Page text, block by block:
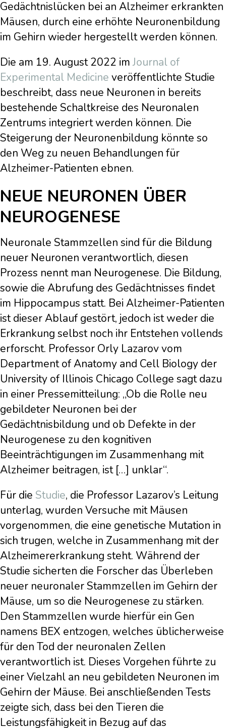
Gedächtnislücken bei an Alzheimer erkrankten
Mäusen, durch eine erhöhte Neuronenbildung
im Gehirn wieder hergestellt werden können.
Die am 19. August 2022 imJournal of
Experimental Medicine veröffentlichte Studie
beschreibt, dass neue Neuronen in bereits
bestehende Schaltkreise des Neuronalen
Zentrums integriert werden können. Die
Steigerung der Neuronenbildung könnte so
den Weg zu neuen Behandlungen für
Alzheimer-Patienten ebnen.
NEUE NEURONEN ÜBER
NEUROGENESE
Neuronale Stammzellen sind für die Bildung
neuer Neuronen verantwortlich, diesen
Prozess nennt man Neurogenese. Die Bildung,
sowie die Abrufung des Gedächtnisses findet
im Hippocampus statt. Bei Alzheimer-Patienten
ist dieser Ablauf gestört, jedoch ist weder die
Erkrankung selbst noch ihr Entstehen vollends
erforscht. Professor Orly Lazarov vom
Department of Anatomy and Cell Biology der
University of Illinois Chicago College sagt dazu
in einer Pressemitteilung: „Ob die Rolle neu
gebildeter Neuronen bei der
Gedächtnisbildung und ob Defekte in der
Neurogenese zu den kognitiven
Beeinträchtigungen im Zusammenhang mit
Alzheimer beitragen, ist […] unklar“.
Für die Studie, die Professor Lazarov’s Leitung
unterlag, wurden Versuche mit Mäusen
vorgenommen, die eine genetische Mutation in
sich trugen, welche in Zusammenhang mit der
Alzheimererkrankung steht. Während der
Studie sicherten die Forscher das Überleben
neuer neuronaler Stammzellen im Gehirn der
Mäuse, um so die Neurogenese zu stärken.
Den Stammzellen wurde hierfür ein Gen
namens BEX entzogen, welches üblicherweise
für den Tod der neuronalen Zellen
verantwortlich ist. Dieses Vorgehen führte zu
einer Vielzahl an neu gebildeten Neuronen im
Gehirn der Mäuse. Bei anschließenden Tests
zeigte sich, dass bei den Tieren die
Leistungsfähigkeit in Bezug auf das